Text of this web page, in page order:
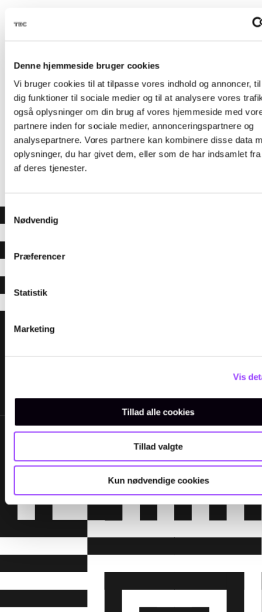
Denne hjemmeside bruger cookies
Vi bruger cookies til at tilpasse vores indhold og annoncer,
dig funktioner til sociale medier og til at analysere vores
også oplysninger om din brug af vores hjemmeside med
partnere inden for sociale medier, annonceringspartnere og
analysepartnere. Vores partnere kan kombinere disse data
oplysninger, du har givet dem, eller som de har indsamlet
af deres tjenester.
Samtykkevalg
Nødvendig
Præferencer
Statistik
Marketing
Vis
Tillad alle cookies
Tillad valgte
Kun nødvendige cookies
Kursus-
EMAIL
amukursus@tec.dk
TELEFON
+45 3817 7407